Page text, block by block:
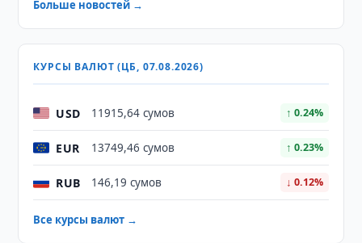
Больше новостей →
КУРСЫ ВАЛЮТ (ЦБ, 07.08.2026)
USD 11915,64 сумов ↑ 0.24%
EUR 13749,46 сумов ↑ 0.23%
RUB 146,19 сумов ↓ 0.12%
Все курсы валют →